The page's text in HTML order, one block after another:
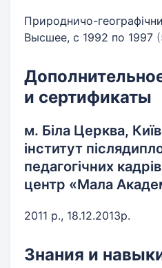
Природничо-
Высшее, с 1992 по 1997
и сертификаты
м. Біла Церква,
інститут
педагогічних
центр «Мала
2011 р., 18.12.2013р.
Знания и